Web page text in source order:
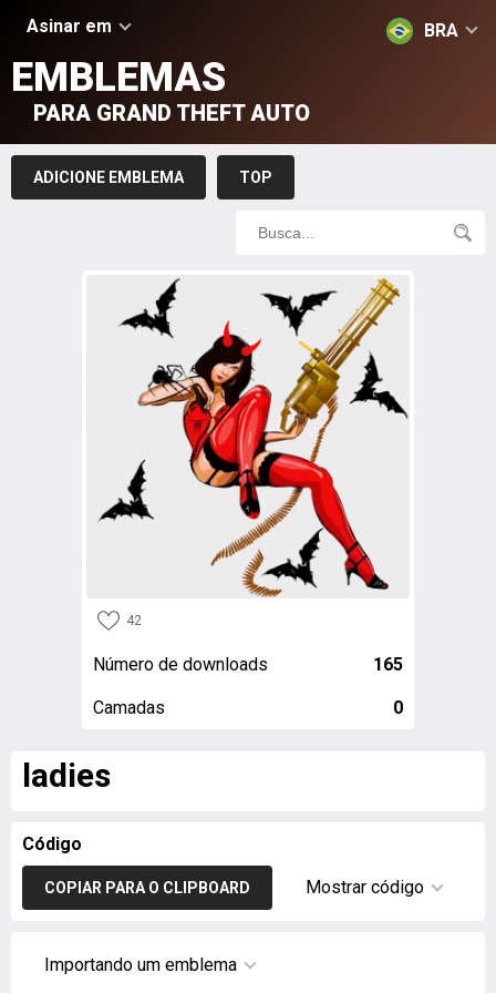
Asinar em BRA
EMBLEMAS
PARA GRAND THEFT AUTO
ADICIONE EMBLEMA TOP
42
Número de downloads 165
Camadas 0
ladies
Código
COPIAR PARA O CLIPBOARD Mostrar código
Importando um emblema